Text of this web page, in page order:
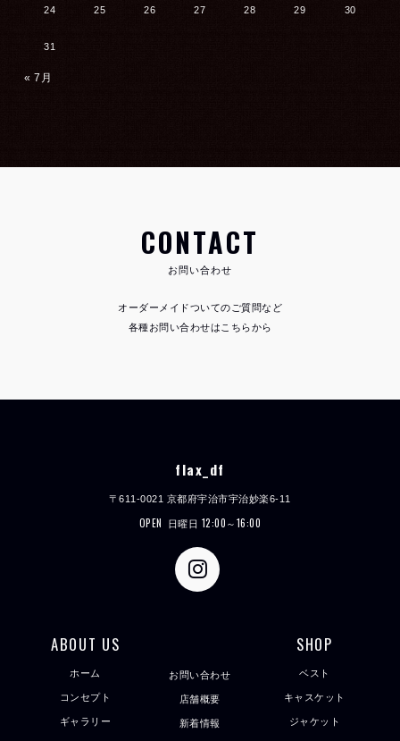
24 25 26 27 28 29 30
31
« 7月
CONTACT
お問い合わせ
オーダーメイドついてのご質問など
各種お問い合わせはこちらから
flax_df
〒611-0021 京都府宇治市宇治妙楽6-11
OPEN 日曜日 12:00～16:00
ABOUT US
ホーム
コンセプト
ギャラリー
お問い合わせ
店舗概要
新着情報
SHOP
ベスト
キャスケット
ジャケット